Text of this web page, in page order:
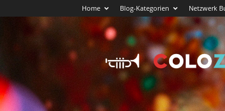
Home Blog-Kategorien Netzwerk
Köln
News
Magazin